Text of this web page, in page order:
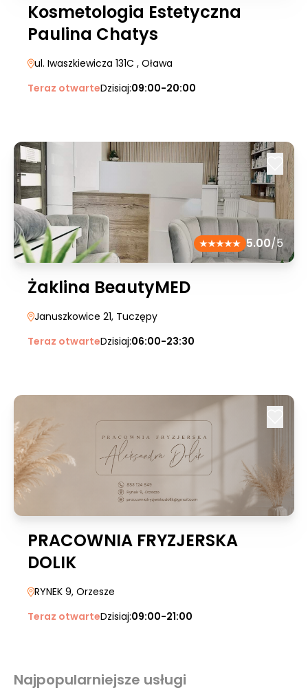
Kosmetologia Estetyczna
Paulina Chatys
ul. Iwaszkiewicza 131C , Oława
Teraz otwarteDzisiaj:09:00-20:00
5.00/5
Żaklina BeautyMED
Januszkowice 21, Tuczępy
Teraz otwarteDzisiaj:06:00-23:30
PRACOWNIA FRYZJERSKA
DOLIK
RYNEK 9, Orzesze
Teraz otwarteDzisiaj:09:00-21:00
Najpopularniejsze usługi